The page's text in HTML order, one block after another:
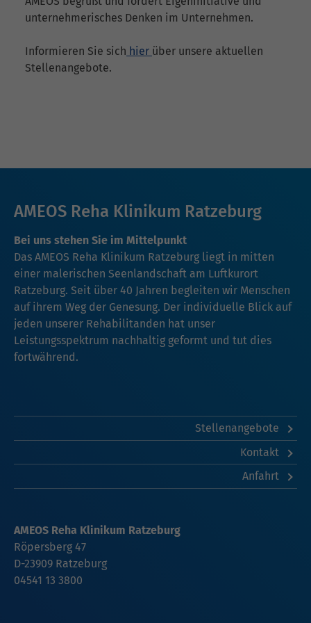
unternehmerisches Denken im Unternehmen.
Informieren Sie sich hier über unsere aktuellen
Stellenangebote.
AMEOS Reha Klinikum Ratzeburg
Bei uns stehen Sie im Mittelpunkt
Das AMEOS Reha Klinikum Ratzeburg liegt in mitten
einer malerischen Seenlandschaft am Luftkurort
Ratzeburg. Seit über 40 Jahren begleiten wir Menschen
auf ihrem Weg der Genesung. Der individuelle Blick auf
jeden unserer Rehabilitanden hat unser
Leistungsspektrum nachhaltig geformt und tut dies
fortwährend.
Stellenangebote
Kontakt
Anfahrt
AMEOS Reha Klinikum Ratzeburg
Röpersberg 47
D-23909 Ratzeburg
04541 13 3800